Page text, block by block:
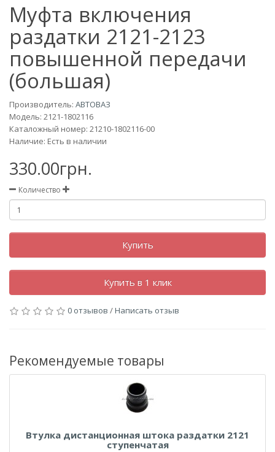
Муфта включения
раздатки 2121-2123
повышенной передачи
(большая)
Производитель: АВТОВАЗ
Модель: 2121-1802116
Каталожный номер: 21210-1802116-00
Наличие: Есть в наличии
330.00грн.
Количество
Купить
Купить в 1 клик
0 отзывов /Написать отзыв
Рекомендуемые товары
Втулка дистанционная штока раздатки 2121
ступенчатая